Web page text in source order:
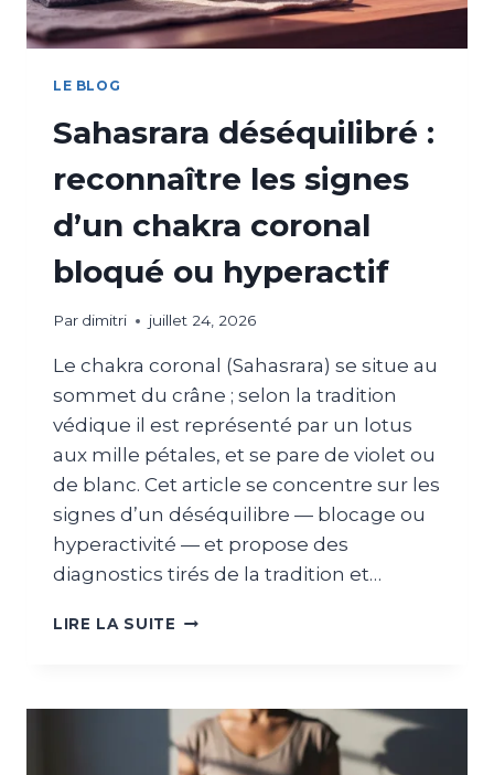
LE BLOG
Sahasrara déséquilibré :
reconnaître les signes
d’un chakra coronal
bloqué ou hyperactif
Par dimitri juillet 24, 2026
Le chakra coronal (Sahasrara) se situe au
sommet du crâne ; selon la tradition
védique il est représenté par un lotus
aux mille pétales, et se pare de violet ou
de blanc. Cet article se concentre sur les
signes d’un déséquilibre — blocage ou
hyperactivité — et propose des
diagnostics tirés de la tradition et…
LIRE LA SUITE